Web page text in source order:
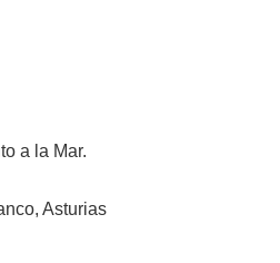
a la Mar.
Asturias